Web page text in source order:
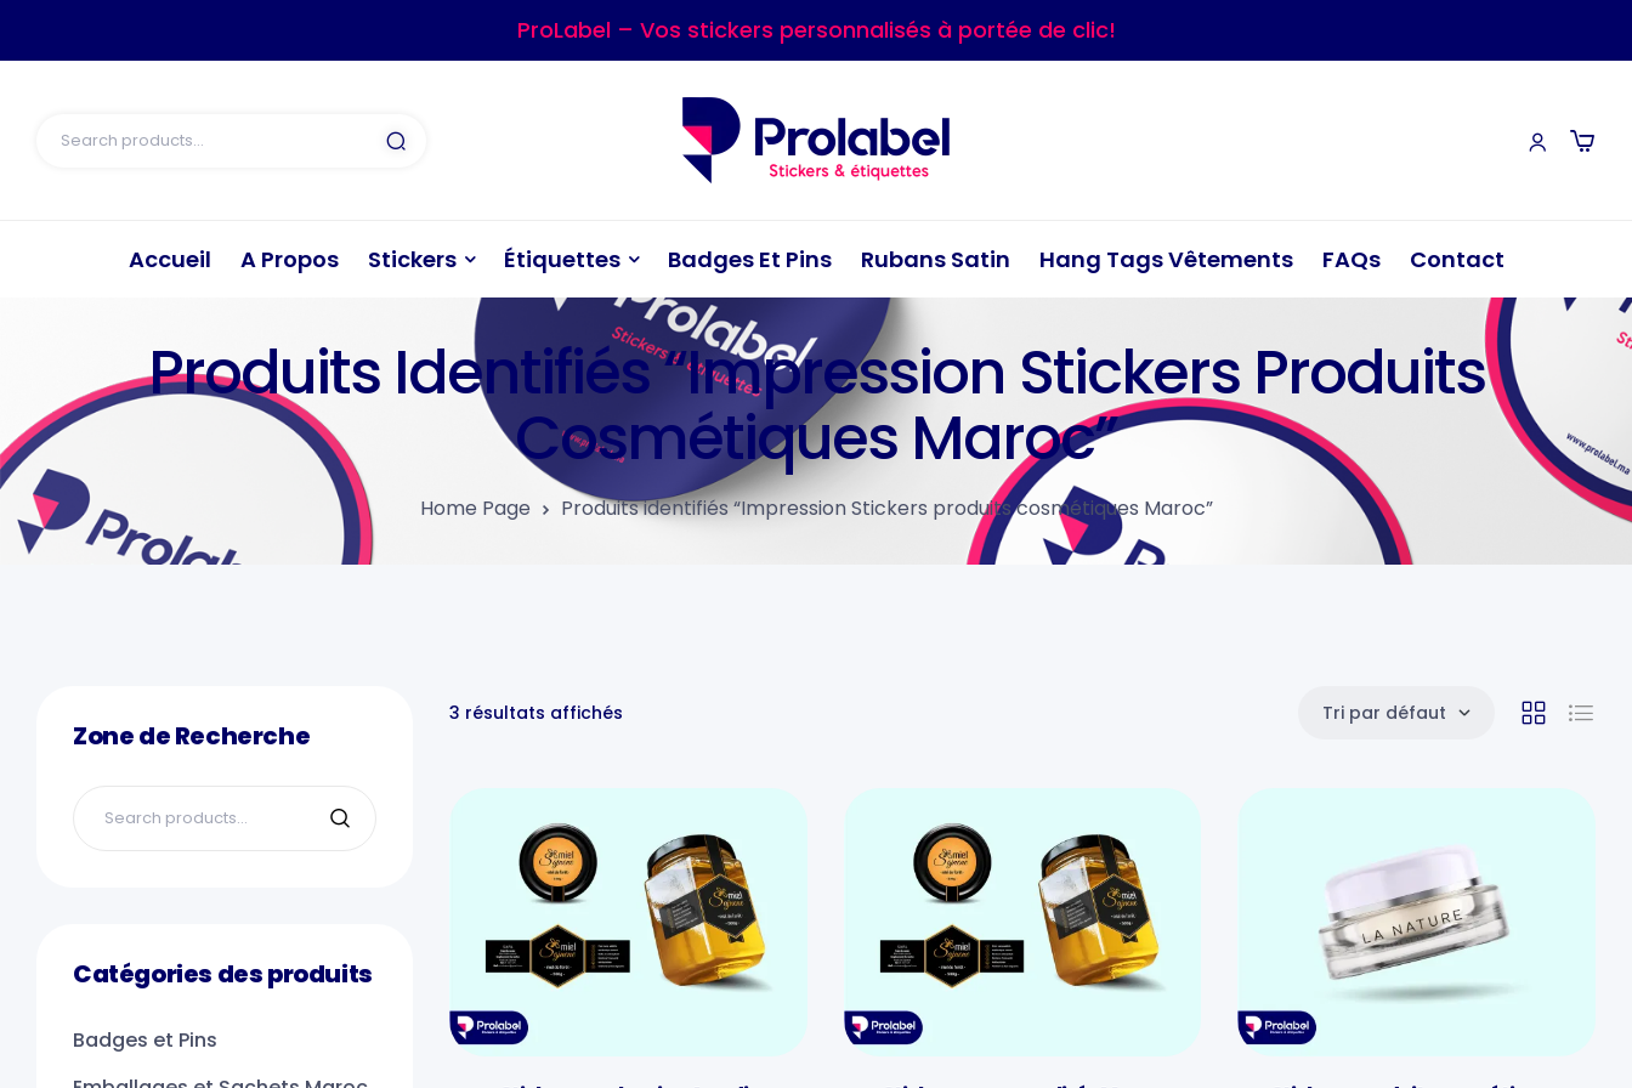
ProLabel – Vos stickers personnalisés à portée de clic!
Accueil A Propos Stickers Étiquettes Badges Et Pins Rubans Satin Hang Tags Vêtements FAQs Contact
Produits Identifiés “Impression Stickers Produits
Cosmétiques Maroc”
Home Page Produits identifiés “Impression Stickers produits cosmétiques Maroc”
3 résultats affichés Tri par défaut
Zone de Recherche
Catégories des produits
Badges et Pins